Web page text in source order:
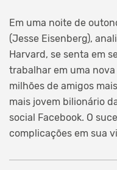
Em uma noite de
(Jesse Eisenberg),
Harvard, se senta em
trabalhar em uma
milhões de amigos
mais jovem bilionário
social Facebook. O
complicações em sua